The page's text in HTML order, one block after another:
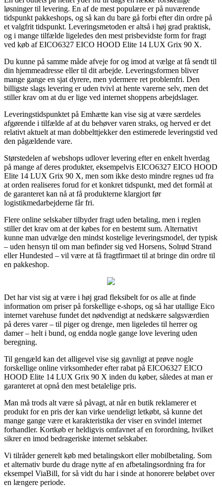
løsninger til levering. En af de mest populære er på nuværende
tidspunkt pakkeshops, og så kan du bare gå forbi efter din ordre på
et valgfrit tidspunkt. Leveringsmetoden er altså i høj grad praktisk,
og i mange tilfælde ligeledes den mest prisbevidste form for fragt
ved køb af EICO6327 EICO HOOD Elite 14 LUX Grix 90 X.
Du kunne på samme måde afveje for og imod at vælge at få sendt til
din hjemmeadresse eller til dit arbejde. Leveringsformen bliver
mange gange en sjat dyrere, men ydermere ret problemfri. Den
billigste slags levering er uden tvivl at hente varerne selv, men det
stiller krav om at du er lige ved internet shoppens arbejdslager.
Leveringstidspunktet på Emhætte kan vise sig at være særdeles
afgørende i tilfælde af at du behøver varen straks, og herved er det
relativt aktuelt at man dobbelttjekker den estimerede leveringstid ved
den pågældende vare.
Størstedelen af webshops udlover levering efter en enkelt hverdag
på mange af deres produkter, eksempelvis EICO6327 EICO HOOD
Elite 14 LUX Grix 90 X, men som ikke desto mindre regnes ud fra
at orden realiseres forud for et konkret tidspunkt, med det formål at
de garanteret kan nå at få produkterne klargjort før
logistikmedarbejderne får fri.
Flere online selskaber tilbyder fragt uden betaling, men i reglen
stiller det krav om at der købes for en bestemt sum. Alternativt
kunne man udvælge den mindst kostelige leveringsmodel, der typisk
– uden hensyn til om man befinder sig ved Horsens, Solrød Strand
eller Hundested – vil være at få fragtfirmaet til at bringe din ordre til
en pakkeshop.
Det har vist sig at være i høj grad fleksibelt for os alle at finde
information om priser på forskellige e-shops, og så har utallige Eico
internet varehuse fundet det nødvendigt at nedskære salgsværdien
på deres varer – til piger og drenge, men ligeledes til herrer og
damer – helt i bund, og endda nogle gange love levering uden
beregning.
Til gengæld kan det alligevel vise sig gavnligt at prøve nogle
forskellige online virksomheder efter rabat på EICO6327 EICO
HOOD Elite 14 LUX Grix 90 X inden du køber, således at man er
garanteret at opnå den mest betalelige pris.
Man må trods alt være så påvagt, at når en butik reklamerer et
produkt for en pris der kan virke uendeligt letkøbt, så kunne det
mange gange være et karakteristika der viser en svindel internet
forhandler. Kortkøb er heldigvis omfavnet af en forordning, hvilket
sikrer en imod bedrageriske internet selskaber.
Vi tilråder generelt køb med betalingskort eller mobilbetaling. Som
et alternativ burde du drage nytte af en afbetalingsordning fra for
eksempel ViaBill, for så vidt du har i sinde at honorere beløbet over
en længere periode.